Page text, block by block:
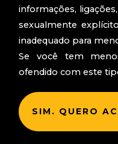
informações,
sexualmente
inadequado para
Se você tem
ofendido com este
SIM. QUERO